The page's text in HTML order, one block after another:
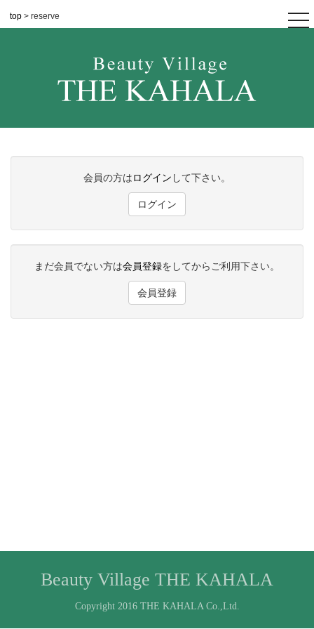
top > reserve
会員の方はログイン して下さい。
ログイン
まだ会員でない方は会員登録をしてからご利用下さい。
会員登録
Beauty Village THE KAHALA
Copyright 2016 THE KAHALA Co.,Ltd.